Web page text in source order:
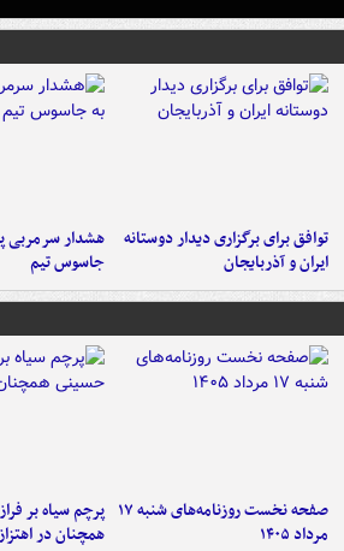
توافق برای برگزاری دیدار دوستانه
ایران و آذربایجان
هشدار سرمربی
جاسوس تیم
صفحه نخست روزنامه‌های شنبه ۱۷
مرداد ۱۴۰۵
پرچم سیاه بر
همچنان در